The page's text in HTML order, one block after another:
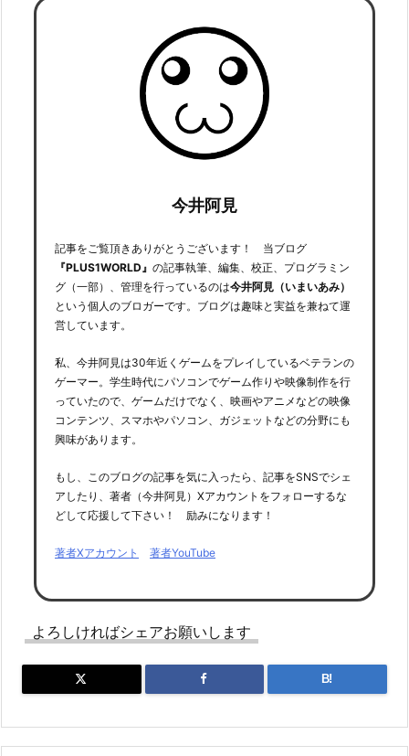
今井阿見
記事をご覧頂きありがとうございます！ 当ブログ
『PLUS1WORLD』 の記事執筆、編集、校正、プログラミン
グ（一部）、管理を行っているのは今井阿見（いまいあみ）
という個人のブロガーです。ブログは趣味と実益を兼ねて運
営しています。
私、今井阿見は30年近くゲームをプレイしているベテランの
ゲーマー。学生時代にパソコンでゲーム作りや映像制作を行
っていたので、ゲームだけでなく、映画やアニメなどの映像
コンテンツ、スマホやパソコン、ガジェットなどの分野にも
興味があります。
もし、このブログの記事を気に入ったら、記事をSNSでシェ
アしたり、著者（今井阿見）Xアカウントをフォローするな
どして応援して下さい！ 励みになります！
著者Xアカウント 著者YouTube
よろしければシェアお願いします
B!